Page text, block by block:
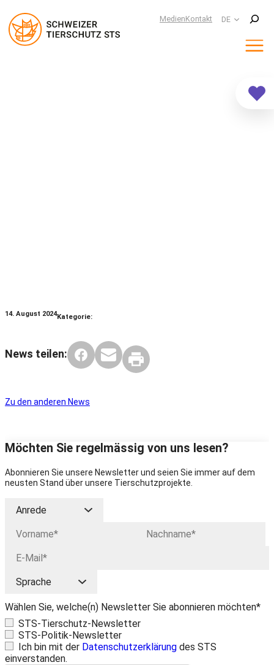
MedienKontakt DE
Suchen
14. August 2024Kategorie:
News teilen:
Zu den anderen News
Möchten Sie regelmässig von uns lesen?
Abonnieren Sie unsere Newsletter und seien Sie immer auf dem
neusten Stand über unsere Tierschutzprojekte.
Wählen Sie, welche(n) Newsletter Sie abonnieren möchten*
STS-Tierschutz-Newsletter
STS-Politik-Newsletter
Ich bin mit der Datenschutzerklärung des STS
einverstanden.